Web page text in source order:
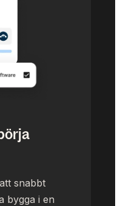
snabbt
bygga i en